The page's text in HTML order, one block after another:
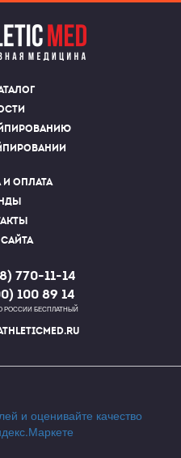
и оплата
770-11-14
100 89 14
РОССИИ БЕСПЛАТНЫЙ